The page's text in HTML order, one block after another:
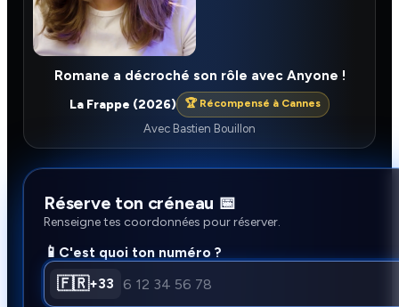
Romane a décroché son rôle avec Anyone !
La Frappe (2026) 🏆 Récompensé à Cannes
Avec Bastien Bouillon
Réserve ton créneau 📅
Renseigne tes coordonnées pour réserver.
📱 C'est quoi ton numéro ?
🇫🇷+33